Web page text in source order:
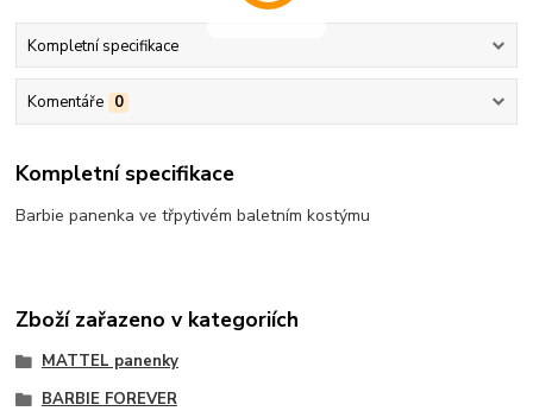
Kompletní specifikace
Komentáře 0
Kompletní specifikace
Barbie panenka ve třpytivém baletním kostýmu
Zboží zařazeno v kategoriích
MATTEL panenky
BARBIE FOREVER